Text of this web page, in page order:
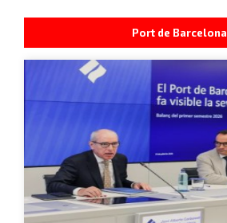
Port de Barcelona